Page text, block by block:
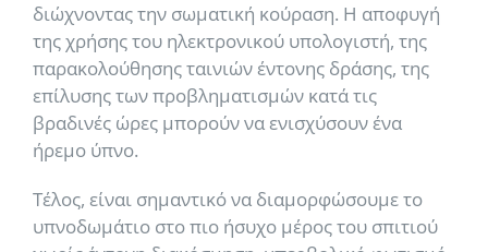
διώχνοντας την σωματική κούραση. Η αποφυγή
της χρήσης του ηλεκτρονικού υπολογιστή, της
παρακολούθησης ταινιών έντονης δράσης, της
επίλυσης των προβληματισμών κατά τις
βραδινές ώρες μπορούν να ενισχύσουν ένα
ήρεμο ύπνο.
Τέλος, είναι σημαντικό να διαμορφώσουμε το
υπνοδωμάτιο στο πιο ήσυχο μέρος του σπιτιού